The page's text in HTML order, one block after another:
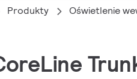
Produkty Oświetlenie